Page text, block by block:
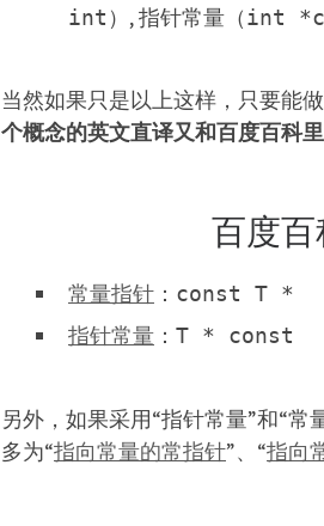
int ）, 指针常量（int
当然如果只是以上这样，只要能
个概念的英文直译又和百度百科
百度
常量指针 ： const T *
指针常量 ： T * const
另外，如果采用“指针常量”和“常
多为“指向常量的常指针”、“指向